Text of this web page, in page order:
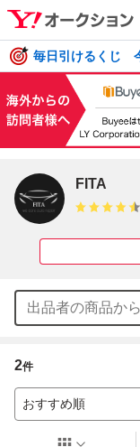
毎日引けるくじ
FITA
2件
おすすめ順